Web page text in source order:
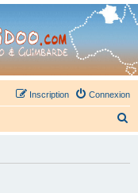
la communauté.
Connexion
Inscription